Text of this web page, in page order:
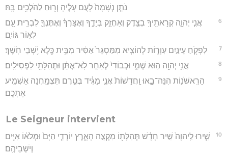
נֹתֵ֤ן נְשָׁמָה֙ לָעָ֣ם עָלֶ֔יהָ וְר֖וּחַ לַהֹלְכִ֥ים בָּֽהּ׃
6
אֲנִ֧י יְהוָ֛ה קְרָאתִ֥יךָֽ בְצֶ֖דֶק וְאַחְזֵ֣ק בְּיָדֶ֑ךָ וְאֶצָּרְךָ֗ וְאֶתֶּנְךָ֛ לִבְרִ֥ית עָ֖ם
לְא֥וֹר גּוֹיִֽם׃
7 לִפְקֹ֖חַ עֵינַ֣יִם עִוְר֑וֹת לְהוֹצִ֤יא מִמַּסְגֵּר֙ אַסִּ֔יר מִבֵּ֥ית כֶּ֖לֶא יֹ֥שְׁבֵי חֹֽשֶׁךְ׃
8 אֲנִ֥י יְהוָ֖ה ה֣וּא שְׁמִ֑י וּכְבוֹדִי֙ לְאַחֵ֣ר לֹֽא־אֶתֵּ֔ן וּתְהִלָּתִ֖י לַפְּסִילִֽים׃
9
הָרִֽאשֹׁנ֖וֹת הִנֵּה־בָ֑אוּ וַֽחֲדָשׁוֹת֙ אֲנִ֣י מַגִּ֔יד בְּטֶ֥רֶם תִּצְמַ֖חְנָה אַשְׁמִ֥יע
אֶתְכֶֽם׃
Le Seigneur intervient
10
שִׁ֤ירוּ לַֽיהוָה֙ שִׁ֣יר חָדָ֔שׁ תְּהִלָּת֖וֹ מִקְצֵ֣ה הָאָ֑רֶץ יוֹרְדֵ֤י הַיָּם֙ וּמְלֹא֔וֹ אִיִּ֖ים
וְיֹשְׁבֵיהֶֽם׃